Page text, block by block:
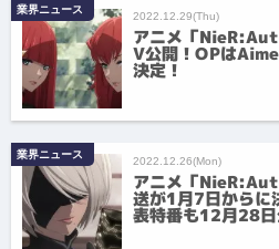
業界ニュース 2022.12.29(Thu)
アニメ「
V公開！OPは
決定！
業界ニュース 2022.12.26(Mon)
アニメ「
送が1月7日からに
表特番も12月28日